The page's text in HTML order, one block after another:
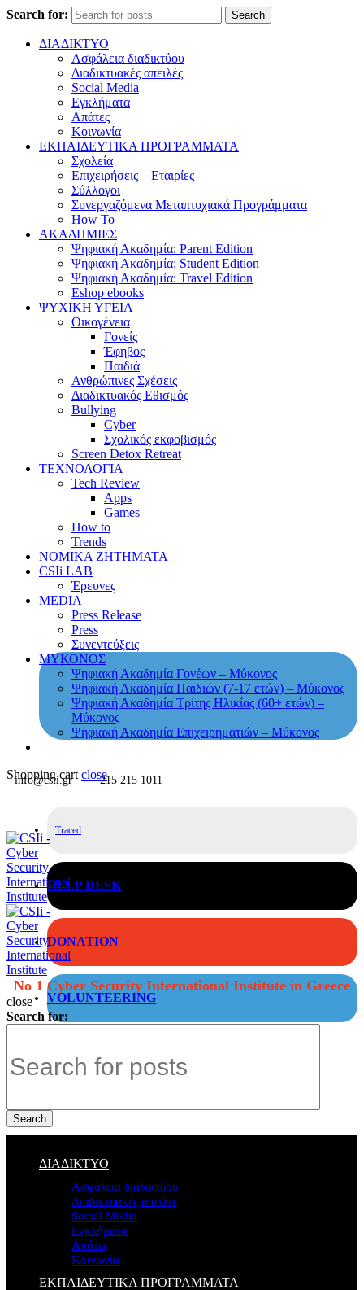
Search for: Search
ΔΙΑΔΙΚΤΥΟ
Ασφάλεια διαδικτύου
Διαδικτυακές απειλές
Social Media
Εγκλήματα
Απάτες
Κοινωνία
ΕΚΠΑΙΔΕΥΤΙΚΑ ΠΡΟΓΡΑΜΜΑΤΑ
Σχολεία
Επιχειρήσεις – Εταιρίες
Σύλλογοι
Συνεργαζόμενα Μεταπτυχιακά Προγράμματα
How To
ΑΚΑΔΗΜΙΕΣ
Ψηφιακή Ακαδημία: Parent Edition
Ψηφιακή Ακαδημία: Student Edition
Ψηφιακή Ακαδημία: Travel Edition
Eshop ebooks
ΨΥΧΙΚΗ ΥΓΕΙΑ
Οικογένεια
Γονείς
Έφηβος
Παιδιά
Ανθρώπινες Σχέσεις
Διαδικτυακός Εθισμός
Bullying
Cyber
Σχολικός εκφοβισμός
Screen Detox Retreat
ΤΕΧΝΟΛΟΓΙΑ
Tech Review
Apps
Games
How to
Trends
ΝΟΜΙΚΑ ΖΗΤΗΜΑΤΑ
CSIi LAB
Έρευνες
MEDIA
Press Release
Press
Συνεντεύξεις
ΜΥΚΟΝΟΣ
Ψηφιακή Ακαδημία Γονέων – Μύκονος
Ψηφιακή Ακαδημία Παιδιών (7-17 ετών) – Μύκονος
Ψηφιακή Ακαδημία Τρίτης Ηλικίας (60+ ετών) –
Μύκονος
Ψηφιακή Ακαδημία Επιχειρηματιών – Μύκονος
Shopping cart close
info@csii.gr 215 215 1011
Traced
HELP DESK
DONATION
VOLUNTEERING
No 1 Cyber Security International Institute in Greece
close
Search for:
Search
ΔΙΑΔΙΚΤΥΟ
Ασφάλεια διαδικτύου
Διαδικτυακές απειλές
Social Media
Εγκλήματα
Απάτες
Κοινωνία
ΕΚΠΑΙΔΕΥΤΙΚΑ ΠΡΟΓΡΑΜΜΑΤΑ